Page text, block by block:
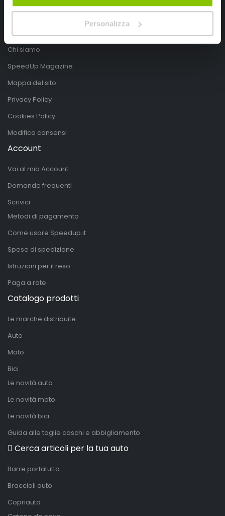
Personalizza
Speedup.it by Trio Group
Telefono0423.601555
Chi siamo
SpeedUp Magazine
Mappa del sito
Privacy Policy
Cookies Policy
Modifica consensi
Account
Vai al mio Account
Domande frequenti
Scrivici
Metodi di pagamento
Come usare Speedup.it
Spese di spedizione
Istruzioni per il reso
Paga a rate
Catalogo prodotti
Le marche distribuite
Auto
Moto
Bici
Le novità auto
Le novità moto
Le novità bici
Guida alle taglie caschi e abbigliamento
Cerca articoli per la tua auto
Barre portatutto
Braccioli auto
Copriauto